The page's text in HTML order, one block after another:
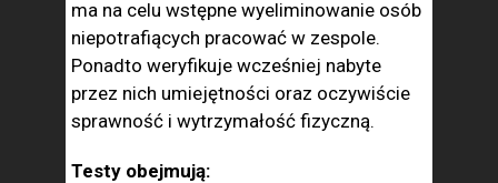
ma na celu wstępne wyeliminowanie osób
niepotrafiących pracować w ze­spole.
Ponadto weryfikuje wcześniej nabyte
przez nich umiejętności oraz oczywiście
sprawność i wytrzyma­łość fizyczną.
Testy obejmują: